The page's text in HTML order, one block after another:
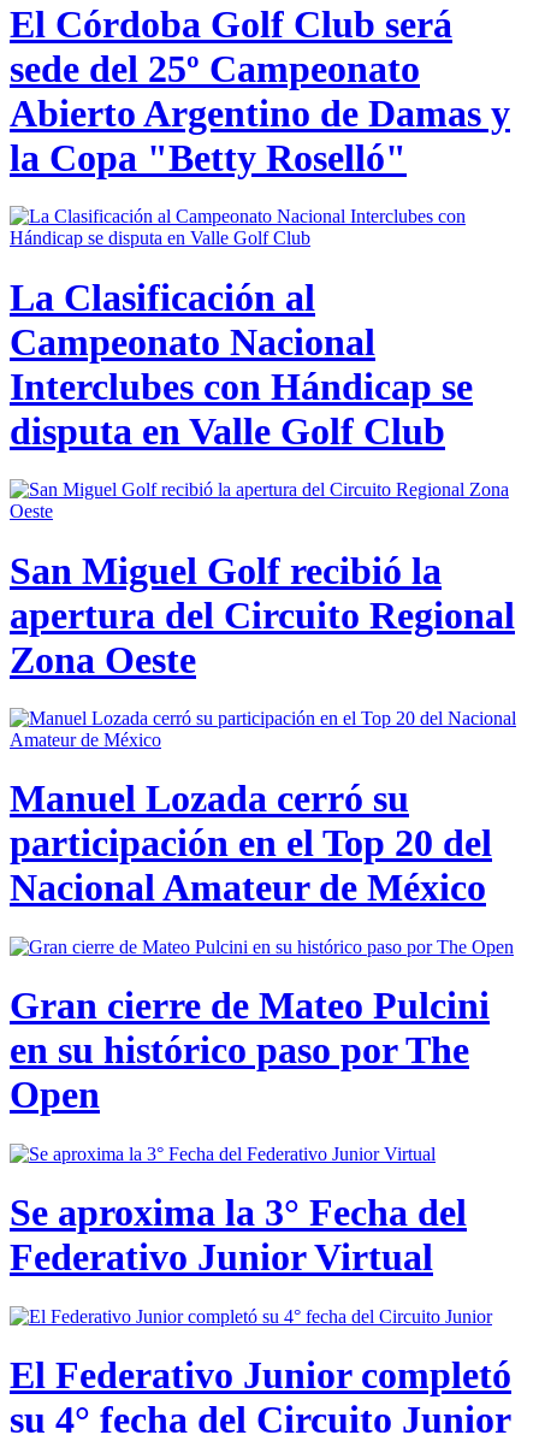
El Córdoba Golf Club será
sede del 25º Campeonato
Abierto Argentino de Damas y
la Copa "Betty Roselló"
La Clasificación al
Campeonato Nacional
Interclubes con Hándicap se
disputa en Valle Golf Club
San Miguel Golf recibió la
apertura del Circuito Regional
Zona Oeste
Manuel Lozada cerró su
participación en el Top 20 del
Nacional Amateur de México
Gran cierre de Mateo Pulcini
en su histórico paso por The
Open
Se aproxima la 3° Fecha del
Federativo Junior Virtual
El Federativo Junior completó
su 4° fecha del Circuito Junior